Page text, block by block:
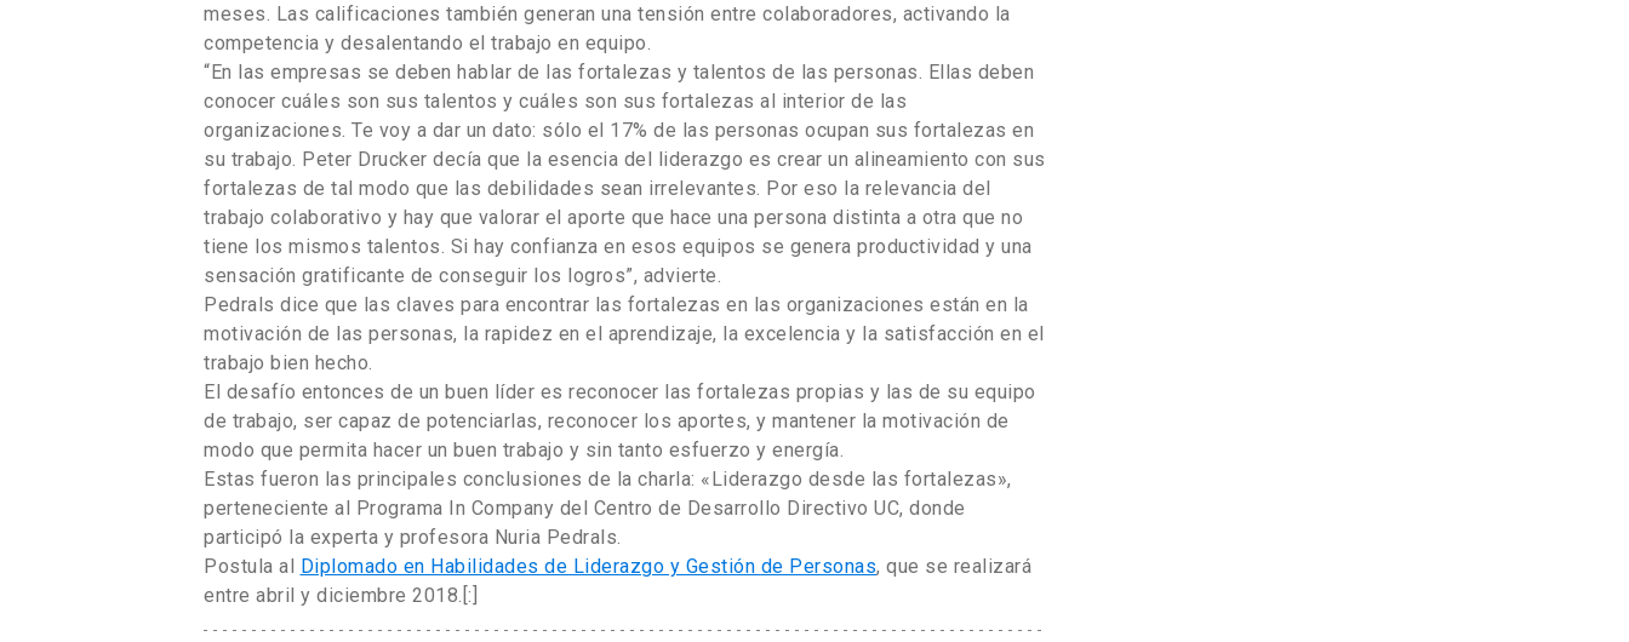
meses. Las calificaciones también generan una tensión entre colaboradores, activando la
competencia y desalentando el trabajo en equipo.
“En las empresas se deben hablar de las fortalezas y talentos de las personas. Ellas deben
conocer cuáles son sus talentos y cuáles son sus fortalezas al interior de las
organizaciones. Te voy a dar un dato: sólo el 17% de las personas ocupan sus fortalezas en
su trabajo. Peter Drucker decía que la esencia del liderazgo es crear un alineamiento con sus
fortalezas de tal modo que las debilidades sean irrelevantes. Por eso la relevancia del
trabajo colaborativo y hay que valorar el aporte que hace una persona distinta a otra que no
tiene los mismos talentos. Si hay confianza en esos equipos se genera productividad y una
sensación gratificante de conseguir los logros”, advierte.
Pedrals dice que las claves para encontrar las fortalezas en las organizaciones están en la
motivación de las personas, la rapidez en el aprendizaje, la excelencia y la satisfacción en el
trabajo bien hecho.
El desafío entonces de un buen líder es reconocer las fortalezas propias y las de su equipo
de trabajo, ser capaz de potenciarlas, reconocer los aportes, y mantener la motivación de
modo que permita hacer un buen trabajo y sin tanto esfuerzo y energía.
Estas fueron las principales conclusiones de la charla: «Liderazgo desde las fortalezas»,
perteneciente al Programa In Company del Centro de Desarrollo Directivo UC, donde
participó la experta y profesora Nuria Pedrals.
Postula al Diplomado en Habilidades de Liderazgo y Gestión de Personas, que se realizará
entre abril y diciembre 2018.[:]